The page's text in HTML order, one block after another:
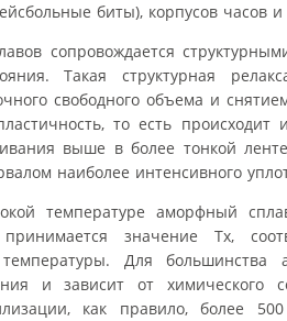
биты), корпусов часов
сопровождается
Такая структурная
свободного объема и
то есть
выше в более тонкой
наиболее интенсивного
температуре аморфный сплав
значение Тх,
Для большинства
и зависит от
как правило, более